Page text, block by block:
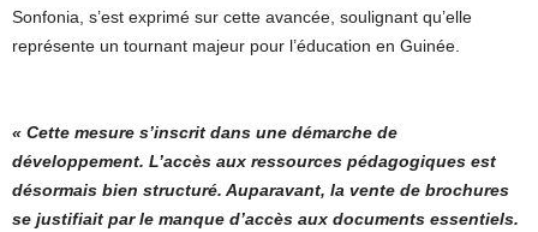
Sonfonia, s’est exprimé sur cette avancée, soulignant qu’elle
représente un tournant majeur pour l’éducation en Guinée.
« Cette mesure s’inscrit dans une démarche de
développement. L’accès aux ressources pédagogiques est
désormais bien structuré. Auparavant, la vente de brochures
se justifiait par le manque d’accès aux documents essentiels.